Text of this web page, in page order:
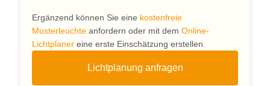
Ergänzend können Sie eine kostenfreie
Musterleuchte anfordern oder mit dem Online-
Lichtplaner eine erste Einschätzung erstellen.
Lichtplanung anfragen